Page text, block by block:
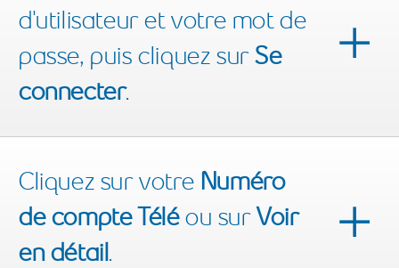
d'utilisateur et votre mot de
passe, puis cliquez surSe
connecter.
Cliquez sur votre Numéro
de compte Téléou surVoir
en détail.